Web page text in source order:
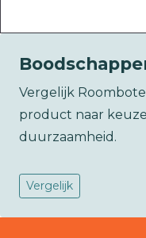
Vergelijk
product naar
duurzaamheid.
Vergelijk